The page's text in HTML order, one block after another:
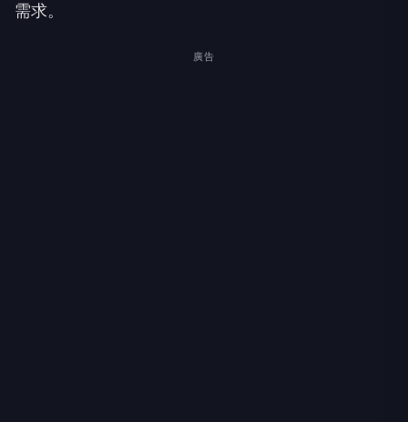
需求。
廣告